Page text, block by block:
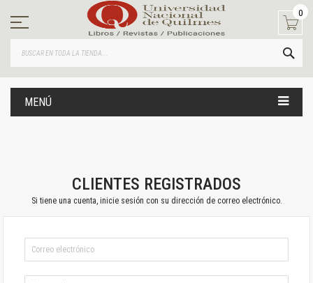
contenido
0
MENÚ
CLIENTES REGISTRADOS
Si tiene una cuenta, inicie sesión con su dirección de correo electrónico.